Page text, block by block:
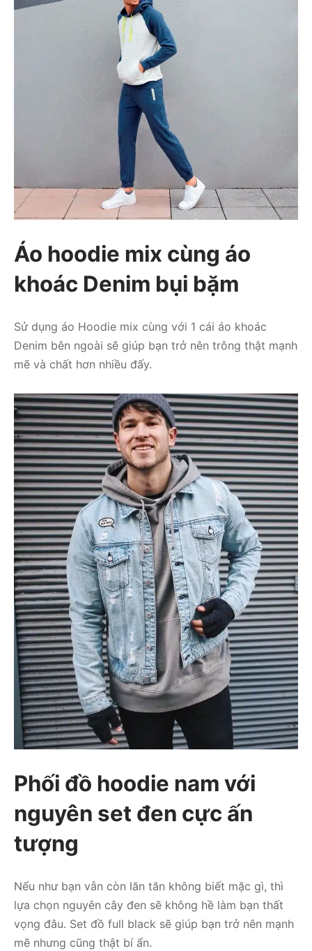
Áo hoodie mix cùng áo
khoác Denim bụi bặm
Sử dụng áo Hoodie mix cùng với 1 cái áo khoác
Denim bên ngoài sẽ giúp bạn trở nên trông thật mạnh
mẽ và chất hơn nhiều đấy.
Phối đồ hoodie nam với
nguyên set đen cực ấn
tượng
Nếu như bạn vẫn còn lăn tăn không biết mặc gì, thì
lựa chọn nguyên cây đen sẽ không hề làm bạn thất
vọng đâu. Set đồ full black sẽ giúp bạn trở nên mạnh
mẽ nhưng cũng thật bí ẩn.